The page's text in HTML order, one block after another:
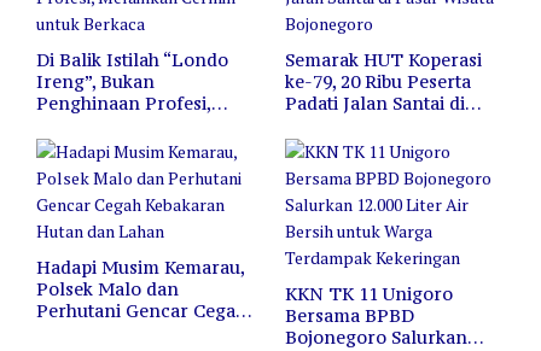
Di Balik Istilah “Londo
Ireng”, Bukan
Penghinaan Profesi,
Berkaca
Semarak HUT Koperasi
ke-79, 20 Ribu Peserta
Padati Jalan Santai di
Hadapi Musim Kemarau,
Polsek Malo dan
Perhutani Gencar Cegah
KKN TK 11 Unigoro
Bersama BPBD
Bojonegoro Salurkan